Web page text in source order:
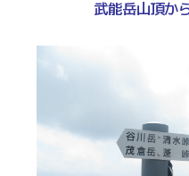
武能岳山頂か